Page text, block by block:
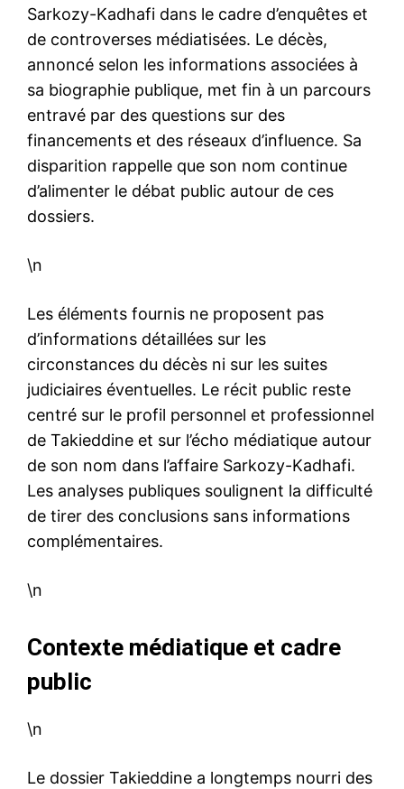
Sarkozy-Kadhafi dans le cadre d’enquêtes et
de controverses médiatisées. Le décès,
annoncé selon les informations associées à
sa biographie publique, met fin à un parcours
entravé par des questions sur des
financements et des réseaux d’influence. Sa
disparition rappelle que son nom continue
d’alimenter le débat public autour de ces
dossiers.
\n
Les éléments fournis ne proposent pas
d’informations détaillées sur les
circonstances du décès ni sur les suites
judiciaires éventuelles. Le récit public reste
centré sur le profil personnel et professionnel
de Takieddine et sur l’écho médiatique autour
de son nom dans l’affaire Sarkozy-Kadhafi.
Les analyses publiques soulignent la difficulté
de tirer des conclusions sans informations
complémentaires.
\n
Contexte médiatique et cadre
public
\n
Le dossier Takieddine a longtemps nourri des